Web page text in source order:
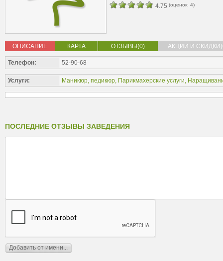
4.75 (оценок: 4)
ОПИСАНИЕ КАРТА ОТЗЫВЫ(0) АКЦИИ И
Телефон: 52-90-68
Услуги: Маникюр, педикюр, Парикмахерские услуги,
ПОСЛЕДНИЕ ОТЗЫВЫ ЗАВЕДЕНИЯ